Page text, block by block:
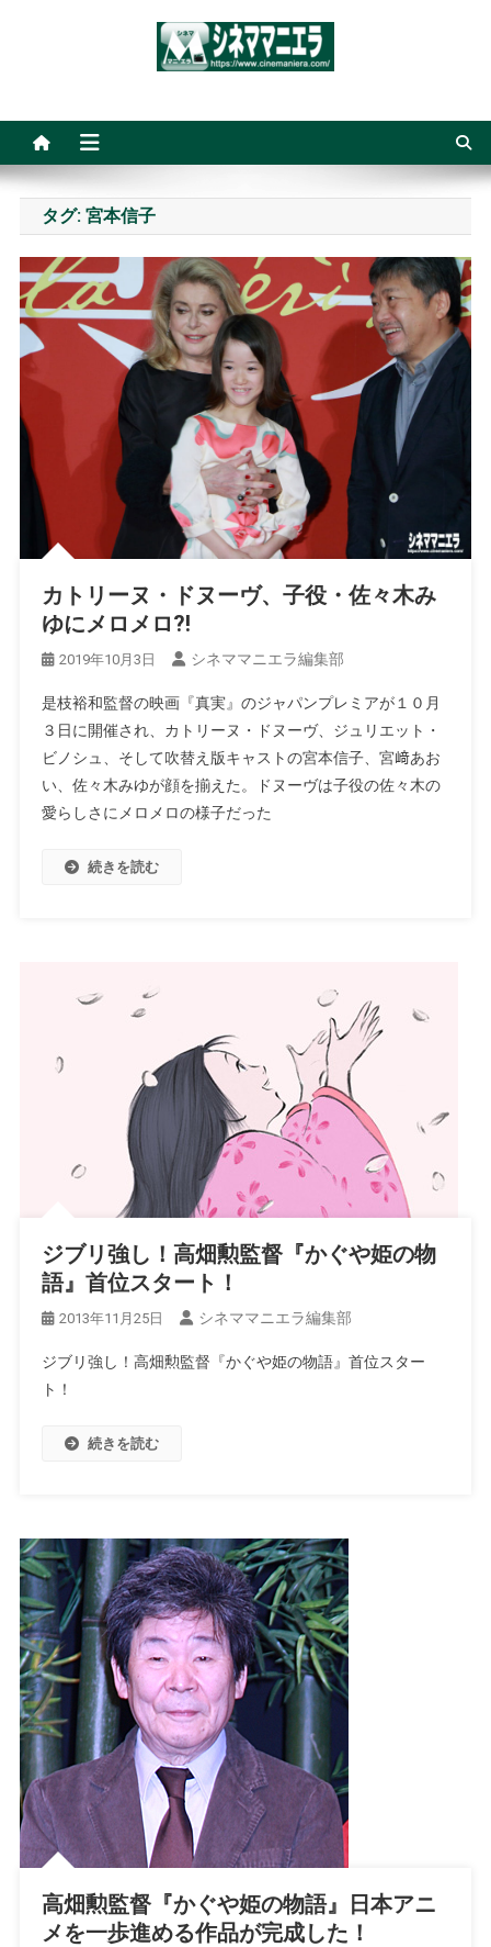
タグ: 宮本信子
カトリーヌ・ドヌーヴ、子役・佐々木み
ゆにメロメロ?!
2019年10月3日 シネママニエラ編集部
是枝裕和監督の映画『真実』のジャパンプレミアが１０月
３日に開催され、カトリーヌ・ドヌーヴ、ジュリエット・
ビノシュ、そして吹替え版キャストの宮本信子、宮﨑あお
い、佐々木みゆが顔を揃えた。ドヌーヴは子役の佐々木の
愛らしさにメロメロの様子だった
続きを読む
ジブリ強し！高畑勲監督『かぐや姫の物
語』首位スタート！
2013年11月25日 シネママニエラ編集部
ジブリ強し！高畑勲監督『かぐや姫の物語』首位スター
ト！
続きを読む
高畑勲監督『かぐや姫の物語』日本アニ
メを一歩進める作品が完成した！